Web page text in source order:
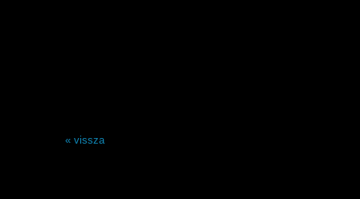
« vissza